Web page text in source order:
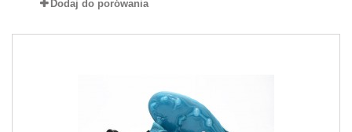
Dodaj do porówania